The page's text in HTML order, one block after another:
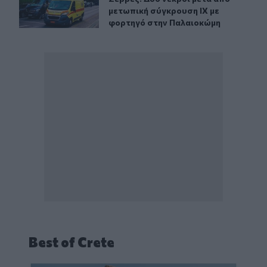
μετωπική σύγκρουση ΙΧ με
φορτηγό στην Παλαιοκώμη
Best of Crete